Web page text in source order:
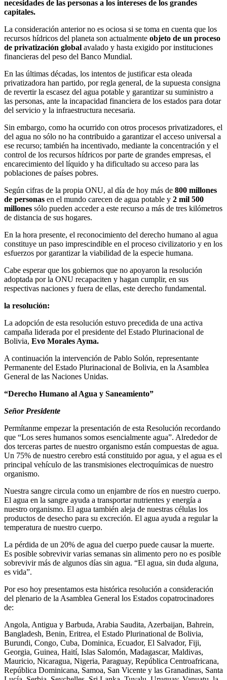
necesidades de las personas a los intereses de los grandes
capitales.
La consideración anterior no es ociosa si se toma en cuenta que los
recursos hídricos del planeta son actualmente objeto de un proceso
de privatización global avalado y hasta exigido por instituciones
financieras del peso del Banco Mundial.
En las últimas décadas, los intentos de justificar esta oleada
privatizadora han partido, por regla general, de la supuesta consigna
de revertir la escasez del agua potable y garantizar su suministro a
las personas, ante la incapacidad financiera de los estados para dotar
del servicio y la infraestructura necesaria.
Sin embargo, como ha ocurrido con otros procesos privatizadores, el
del agua no sólo no ha contribuido a garantizar el acceso universal a
ese recurso; también ha incentivado, mediante la concentración y el
control de los recursos hídricos por parte de grandes empresas, el
encarecimiento del líquido y ha dificultado su acceso para las
poblaciones de países pobres.
Según cifras de la propia ONU, al día de hoy más de 800 millones
de personas en el mundo carecen de agua potable y 2 mil 500
millones sólo pueden acceder a este recurso a más de tres kilómetros
de distancia de sus hogares.
En la hora presente, el reconocimiento del derecho humano al agua
constituye un paso imprescindible en el proceso civilizatorio y en los
esfuerzos por garantizar la viabilidad de la especie humana.
Cabe esperar que los gobiernos que no apoyaron la resolución
adoptada por la ONU recapaciten y hagan cumplir, en sus
respectivas naciones y fuera de ellas, este derecho fundamental.
la resolución:
La adopción de esta resolución estuvo precedida de una activa
campaña liderada por el presidente del Estado Plurinacional de
Bolivia, Evo Morales Ayma.
A continuación la intervención de Pablo Solón, representante
Permanente del Estado Plurinacional de Bolivia, en la Asamblea
General de las Naciones Unidas.
“Derecho Humano al Agua y Saneamiento”
Señor Presidente
Permítanme empezar la presentación de esta Resolución recordando
que “Los seres humanos somos esencialmente agua”. Alrededor de
dos terceras partes de nuestro organismo están compuestas de agua.
Un 75% de nuestro cerebro está constituido por agua, y el agua es el
principal vehículo de las transmisiones electroquímicas de nuestro
organismo.
Nuestra sangre circula como un enjambre de ríos en nuestro cuerpo.
El agua en la sangre ayuda a transportar nutrientes y energía a
nuestro organismo. El agua también aleja de nuestras células los
productos de desecho para su excreción. El agua ayuda a regular la
temperatura de nuestro cuerpo.
La pérdida de un 20% de agua del cuerpo puede causar la muerte.
Es posible sobrevivir varias semanas sin alimento pero no es posible
sobrevivir más de algunos días sin agua. “El agua, sin duda alguna,
es vida”.
Por eso hoy presentamos esta histórica resolución a consideración
del plenario de la Asamblea General los Estados copatrocinadores
de:
Angola, Antigua y Barbuda, Arabia Saudita, Azerbaijan, Bahrein,
Bangladesh, Benin, Eritrea, el Estado Plurinational de Bolivia,
Burundi, Congo, Cuba, Dominica, Ecuador, El Salvador, Fiji,
Georgia, Guinea, Haití, Islas Salomón, Madagascar, Maldivas,
Mauricio, Nicaragua, Nigeria, Paraguay, República Centroafricana,
República Dominicana, Samoa, San Vicente y las Granadinas, Santa